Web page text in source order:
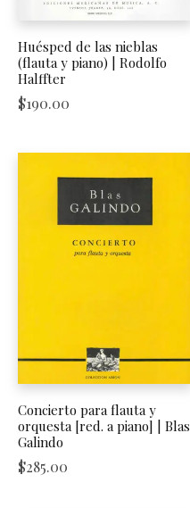
Huésped de las nieblas
(flauta y piano) | Rodolfo
Halffter
$190.00
Concierto para flauta y
orquesta [red. a piano] | Blas
Galindo
$285.00